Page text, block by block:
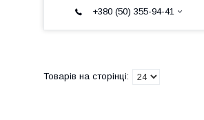
+380 (50) 355-94-41